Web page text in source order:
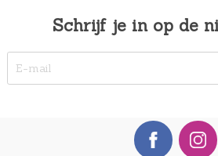
Schrijf je in op de